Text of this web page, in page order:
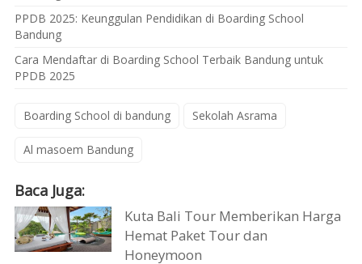
PPDB 2025: Keunggulan Pendidikan di Boarding School
Bandung
Cara Mendaftar di Boarding School Terbaik Bandung untuk
PPDB 2025
Boarding School di bandung Sekolah Asrama
Al masoem Bandung
Baca Juga:
Kuta Bali Tour Memberikan Harga
Hemat Paket Tour dan
Honeymoon